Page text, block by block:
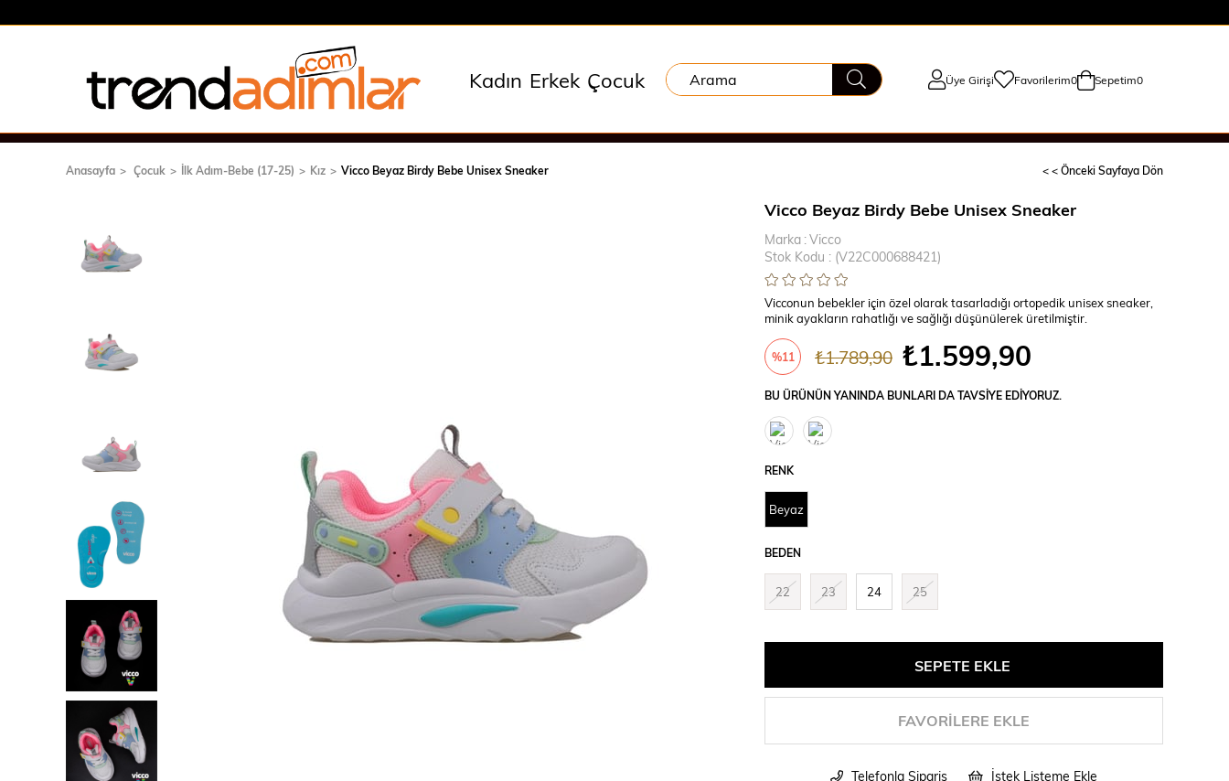
Kadın Erkek Çocuk Üye Girişi Favorilerim0 Sepetim0
Anasayfa Çocuk İlk Adım-Bebe (17-25) Kız Vicco Beyaz Birdy Bebe Unisex Sneaker < < Önceki Sayfaya Dön
Vicco Beyaz Birdy Bebe Unisex Sneaker
Marka :Vicco
Stok Kodu
(V22C000688421)
Vicconun bebekler için özel olarak tasarladığı ortopedik unisex sneaker,
minik ayakların rahatlığı ve sağlığı düşünülerek üretilmiştir.
%11
İndirim
₺1.789,90 ₺1.599,90
BU ÜRÜNÜN YANINDA BUNLARI DA TAVSIYE EDIYORUZ.
RENK
Beyaz
BEDEN
22 23 24 25
FAVORILERE EKLE
Telefonla Sipariş İstek Listeme Ekle